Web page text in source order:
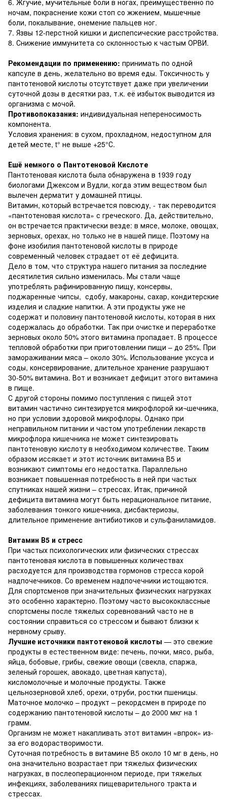
ночам, покраснение кожи стоп со жжением, мышечные
боли, покалывание, онемение пальцев ног.
7. Язвы 12-перстной кишки и диспепсические расстройства.
8. Снижение иммунитета со склонностью к частым ОРВИ.
Рекомендации по применению: принимать по одной
капсуле в день, желательно во время еды. Токсичность у
пантотеновой кислоты отсутствует даже при увеличении
суточной дозы в десятки раз, т.к. её избыток выводится из
организма с мочой.
Противопоказания: индивидуальная непереносимость
компонента.
Условия хранения: в сухом, прохладном, недоступном для
детей месте, t° не выше +25°С.
Ешё немного о Пантотеновой Кислоте
Пантотеновая кислота была обнаружена в 1939 году
биологами Джексом и Вудли, когда этим веществом был
вылечен дерматит у домашней птицы.
Витамин, который встречается повсюду, - так переводится
«пантотеновая кислота» с греческого. Да, действительно,
он встречается практически везде: в мясе, молоке, овощах,
зерновых, орехах, но только не в нашей пище. Поэтому на
фоне изобилия пантотеновой кислоты в природе
современный человек страдает от её дефицита.
Дело в том, что структура нашего питания за последние
десятилетия сильно изменилась. Мы стали чаще
употреблять рафинированную пищу, консервы,
поджаренные чипсы, сдобу, макароны, сахар, кондитерские
изделия и сладкие напитки. А эти продукты уже не
содержат и половину пантотеновой кислоты, которая в них
содержалась до обработки. Так при очистке и переработке
зерновых около 50% этого витамина пропадает. В процессе
тепловой обработки при приготовлении пищи – до 25%. При
замораживании мяса – около 30%. Использование уксуса и
соды, консервирование, длительное хранение разрушают
30-50% витамина. Вот и возникает дефицит этого витамина
в пище.
С другой стороны помимо поступления с пищей этот
витамин частично синтезируется микрофлорой ки¬шечника,
но при условии здоровой микрофлоры. Однако при
неправильном питании и частом употреблении лекарств
микрофлора кишечника не может синтезировать
пантотеновую кислоту в необходимом количестве. Таким
образом иссякает и этот источник витамина В5 и
возникают симптомы его недостатка. Параллельно
возникает повышенная потребность в ней при частых
спутниках нашей жизни – стрессах. Итак, причиной
дефицита витамина могут быть нерациональное питание,
заболевания тонкого кишечника, дисбактериозы,
длительное применение антибиотиков и сульфаниламидов.
Витамин В5 и стресс
При частых психологических или физических стрессах
пантотеновая кислота в повышенных количествах
расходуется для производства гормонов стресса корой
надпочечников. Со временем надпочечники истощаются.
Для спортсменов при значительных физических нагрузках
это особенно характерно. Поэтому часто высококлассные
спортсмены после тяжелых соревнований часто не в
состоянии справиться со стрессом и бывают близки к
нервному срыву.
Лучшие источники пантотеновой кислоты — это свежие
продукты в естественном виде: печень, почки, мясо, рыба,
яйца, бобовые, грибы, свежие овощи (свекла, спаржа,
зеленый горошек, авокадо, цветная капуста),
кисломолочные и молочные продукты. Также
цельнозерновой хлеб, орехи, отруби, ростки пшеницы.
Маточное молочко – продукт – рекордсмен в природе по
содержанию пантотеновой кислоты – до 2000 мкг на 1
грамм.
Организм не может накапливать этот витамин «впрок» из-
за его водорастворимости.
Суточная потребность в витамине В5 около 10 мг в день, но
она значительно возрастает при тяжелых физических
нагрузках, в послеоперационном периоде, при тяжелых
инфекциях, заболеваниях пищеварительного тракта и
стрессах.